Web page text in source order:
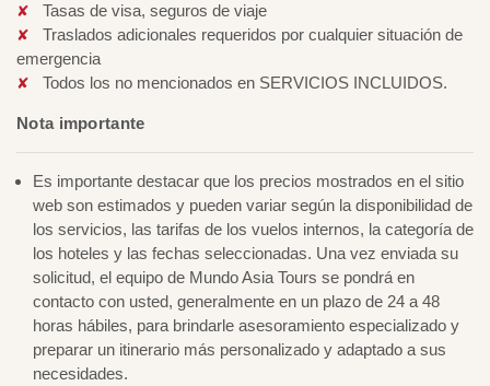
Tasas de visa, seguros de viaje
Traslados adicionales requeridos por cualquier situación de
emergencia
Todos los no mencionados en SERVICIOS INCLUIDOS.
Nota importante
Es importante destacar que los precios mostrados en el sitio
web son estimados y pueden variar según la disponibilidad de
los servicios, las tarifas de los vuelos internos, la categoría de
los hoteles y las fechas seleccionadas. Una vez enviada su
solicitud, el equipo de Mundo Asia Tours se pondrá en
contacto con usted, generalmente en un plazo de 24 a 48
horas hábiles, para brindarle asesoramiento especializado y
preparar un itinerario más personalizado y adaptado a sus
necesidades.